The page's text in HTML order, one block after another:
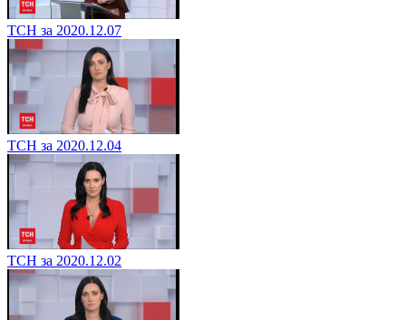
ТСН за 2020.12.07
ТСН за 2020.12.04
ТСН за 2020.12.02